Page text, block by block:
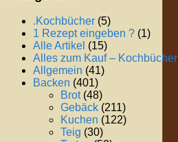
.Kochbücher (5)
1 Rezept eingeben ? (1)
Alle Artikel (15)
Alles zum Kauf – Kochbücher
Allgemein (41)
Backen (401)
Brot(48)
Gebäck (211)
Kuchen (122)
Teig (30)